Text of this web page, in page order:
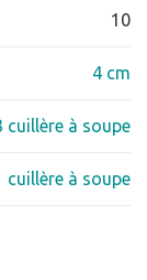
10
4 cm
cuillère à soupe
cuillère à soupe